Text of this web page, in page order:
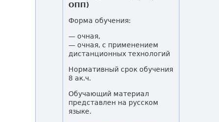
ОПП)
Форма обучения:
— очная,
— очная, с применением
дистанционных технологий
Нормативный срок обучения
8 ак.ч.
Обучающий материал
представлен на русском
языке.